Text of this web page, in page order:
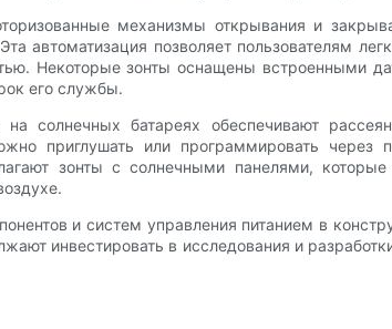
механизмы открывания и
позволяет пользователям
Некоторые зонты оснащены встроенными
его службы.
солнечных батареях обеспечивают
приглушать или программировать через
зонты с солнечными панелями,
и систем управления питанием в
инвестировать в исследования и